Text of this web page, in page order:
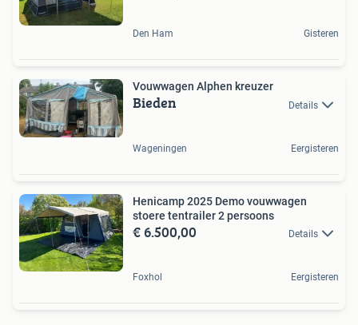
Den Ham Gisteren
Vouwwagen Alphen kreuzer
Bieden Details
Wageningen Eergisteren
Henicamp 2025 Demo vouwwagen
stoere tentrailer 2 persoons
€ 6.500,00 Details
Foxhol Eergisteren